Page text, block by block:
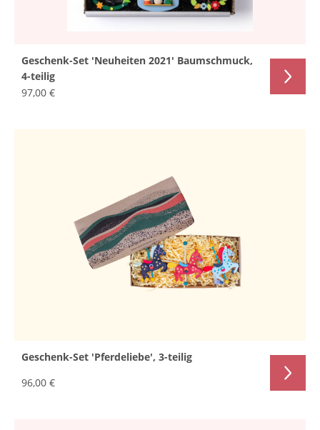
Geschenk-Set 'Neuheiten 2021' Baumschmuck,
4-teilig
97,00 €
Geschenk-Set 'Pferdeliebe', 3-teilig
96,00 €